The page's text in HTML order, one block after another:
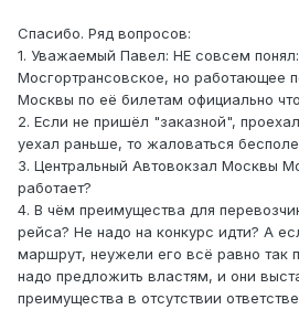
Спасибо. Ряд вопросов:
1. Уважаемый Павел: НЕ совсем
Мосгортрансовское, но работающее
Москвы по её билетам официально
2. Если не пришёл "заказной",
уехал раньше, то жаловаться
3. Центральный Автовокзал Москвы
работает?
4. В чём преимущества для
рейса? Не надо на конкурс идти? А
маршрут, неужели его всё равно так
надо предложить властям, и они
преимущества в отсутствии